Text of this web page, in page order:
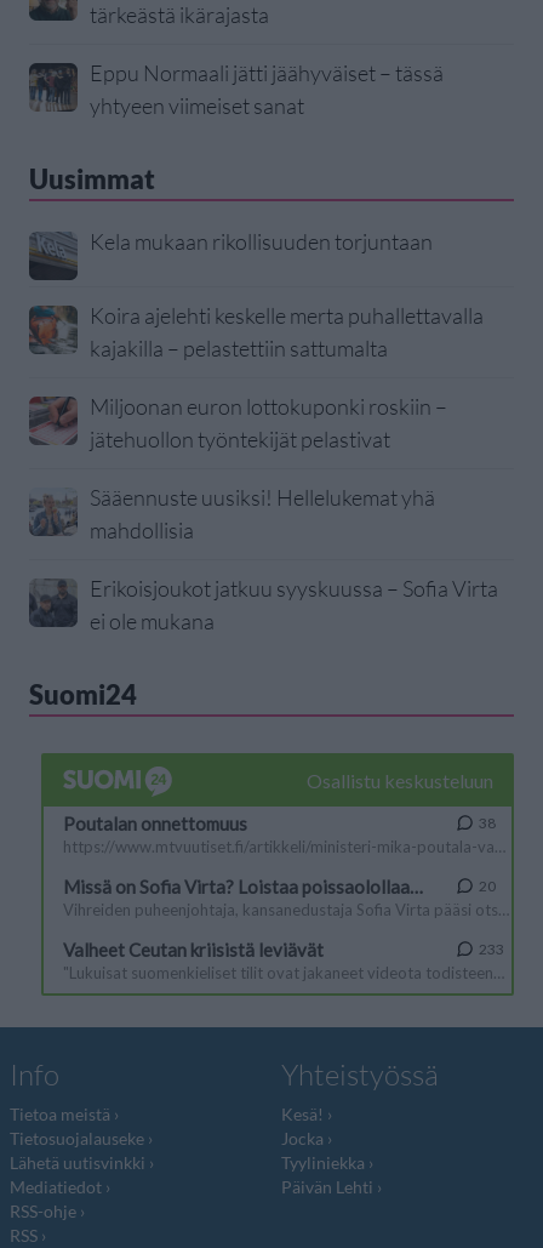
tärkeästä ikärajasta
Eppu Normaali jätti jäähyväiset – tässä
yhtyeen viimeiset sanat
Uusimmat
Kela mukaan rikollisuuden torjuntaan
Koira ajelehti keskelle merta puhallettavalla
kajakilla – pelastettiin sattumalta
Miljoonan euron lottokuponki roskiin –
jätehuollon työntekijät pelastivat
Sääennuste uusiksi! Hellelukemat yhä
mahdollisia
Erikoisjoukot jatkuu syyskuussa – Sofia Virta
ei ole mukana
Suomi24
Info
Tietoa meistä
Tietosuojalauseke
Lähetä uutisvinkki
Mediatiedot
RSS-ohje
RSS
Yhteistyössä
Kesä!
Jocka
Tyyliniekka
Päivän Lehti